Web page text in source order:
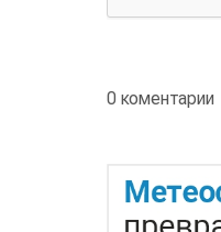
0 коментарии